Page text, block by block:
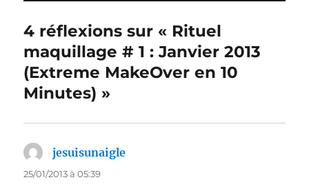
4 réflexions sur « Rituel
maquillage # 1 : Janvier 2013
(Extreme MakeOver en 10
Minutes) »
jesuisunaigle
25/01/2013 à 05:39